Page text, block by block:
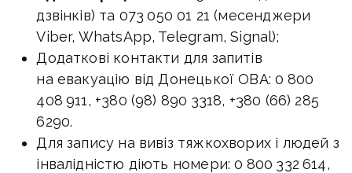
дзвінків) та 073 050 01 21 (месенджери
Viber, WhatsApp, Telegram, Signal);
Додаткові контакти для запитів
на евакуацію від Донецької ОВА: 0 800
408 911, +380 (98) 890 3318, +380 (66) 285
6290.
Для запису на вивіз тяжкохворих і людей з
інвалідністю діють номери: 0 800 332 614,